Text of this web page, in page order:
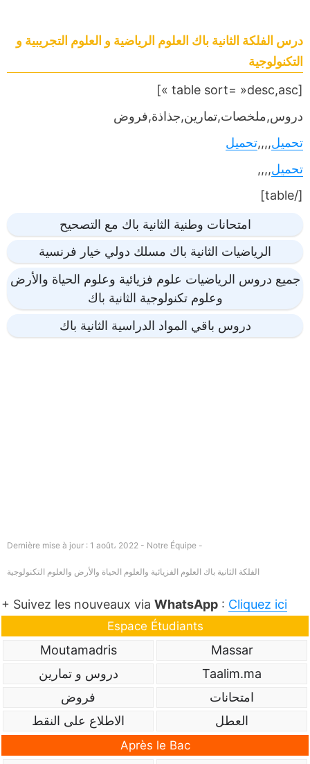
درس الفلكة الثانية باك العلوم الرياضية و العلوم التجريبية و
التكنولوجية
[table sort= »desc,asc »]
دروس,ملخصات,تمارين,جذاذة,فروض
تحميل,,,,تحميل
تحميل,,,,
[/table]
امتحانات وطنية الثانية باك مع التصحيح
الرياضيات الثانية باك مسلك دولي خيار فرنسية
جميع دروس الرياضيات علوم فزيائية وعلوم الحياة والأرض
وعلوم تكنولوجية الثانية باك
دروس باقي المواد الدراسية الثانية باك
Dernière mise à jour : 1 août، 2022 - Notre Équipe -
الفلكة الثانية باك العلوم الفزيائية والعلوم الحياة والأرض والعلوم التكنولوجية
+ Suivez les nouveaux via WhatsApp : Cliquez ici
Espace Étudiants
Massar
Moutamadris
Taalim.ma
دروس و تمارين
امتحانات
فروض
العطل
الاطلاع على النقط
Après le Bac